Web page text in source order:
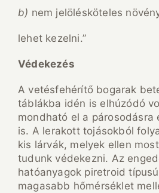
b) nem jelölésköteles
lehet kezelni.”
Védekezés
A vetésfehérítő bogarak
táblákba idén is elhúzódó
mondható el a párosodásra
is. A lerakott tojásokból
kis lárvák, melyek ellen
tudunk védekezni. Az
hatóanyagok piretroid
magasabb hőmérséklet